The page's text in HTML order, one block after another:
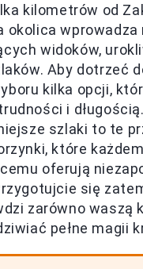
kilometrów od
okolica wprowadza
widoków,
Aby dotrzeć
kilka opcji,
i długością.
szlaki to te
które
oferują
się
zarówno waszą
pełne magii